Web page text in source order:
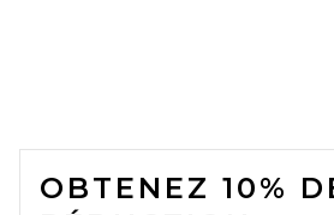
FOOTER
OBTENEZ 10%